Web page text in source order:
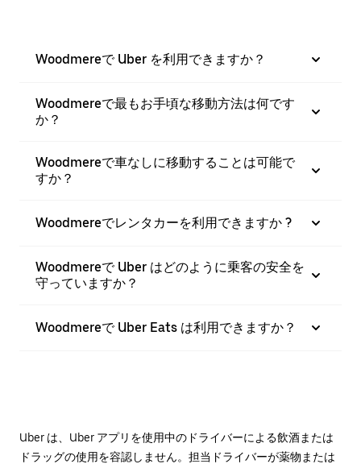
Woodmereで Uber を利用できますか？
Woodmereで最もお手頃な移動方法は何です
か？
Woodmereで車なしに移動することは可能で
すか？
Woodmereでレンタカーを利用できますか ?
Woodmereで Uber はどのように乗客の安全を
守っていますか？
Woodmereで Uber Eats は利用できますか？
Uber は、Uber アプリを使用中のドライバーによる飲酒または
ドラッグの使用を容認しません。担当ドライバーが薬物または